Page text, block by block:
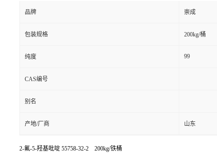
品牌 崇成
包装规格 200kg/桶
纯度 99
CAS编号
别名
产地/厂商 山东
2-氟-5-羟基吡啶 55758-32-2 200kg/铁桶